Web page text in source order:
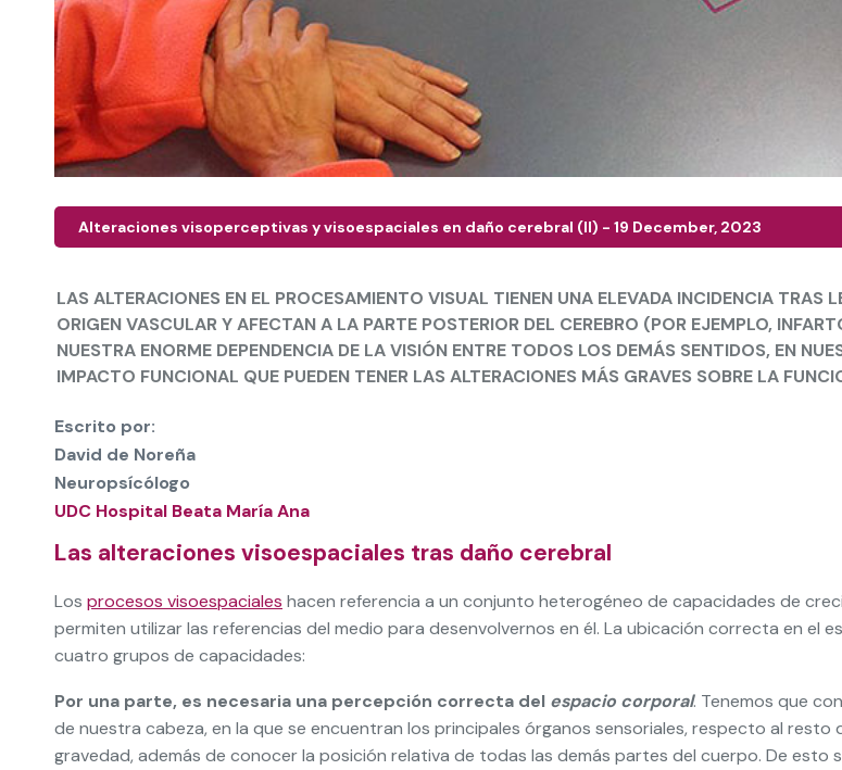
Alteraciones visoperceptivas y visoespaciales en daño cerebral (II) - 19 December, 2023
LAS ALTERACIONES EN EL PROCESAMIENTO VISUAL TIENEN UNA ELEVADA INCIDENCIA TRAS
ORIGEN VASCULAR Y AFECTAN A LA PARTE POSTERIOR DEL CEREBRO (POR EJEMPLO,
NUESTRA ENORME DEPENDENCIA DE LA VISIÓN ENTRE TODOS LOS DEMÁS SENTIDOS, EN
IMPACTO FUNCIONAL QUE PUEDEN TENER LAS ALTERACIONES MÁS GRAVES SOBRE LA
Escrito por:
David de Noreña
Neuropsícólogo
UDC Hospital Beata María Ana
Las alteraciones visoespaciales tras daño cerebral
Los procesos visoespaciales hacen referencia a un conjunto heterogéneo de capacidades de
permiten utilizar las referencias del medio para desenvolvernos en él. La ubicación correcta en el
cuatro grupos de capacidades:
Por una parte, es necesaria una percepción correcta del espacio corporal. Tenemos que
de nuestra cabeza, en la que se encuentran los principales órganos sensoriales, respecto al
gravedad, además de conocer la posición relativa de todas las demás partes del cuerpo. De esto